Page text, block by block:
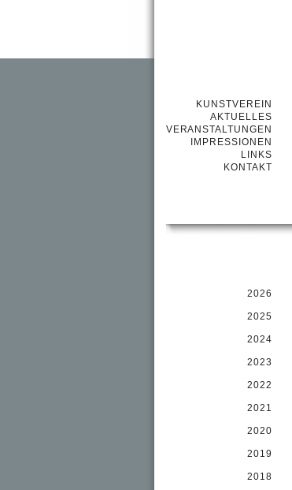
KUNSTVEREIN
AKTUELLES
VERANSTALTUNGEN
IMPRESSIONEN
LINKS
KONTAKT
2026
2025
2024
2023
2022
2021
2020
2019
2018